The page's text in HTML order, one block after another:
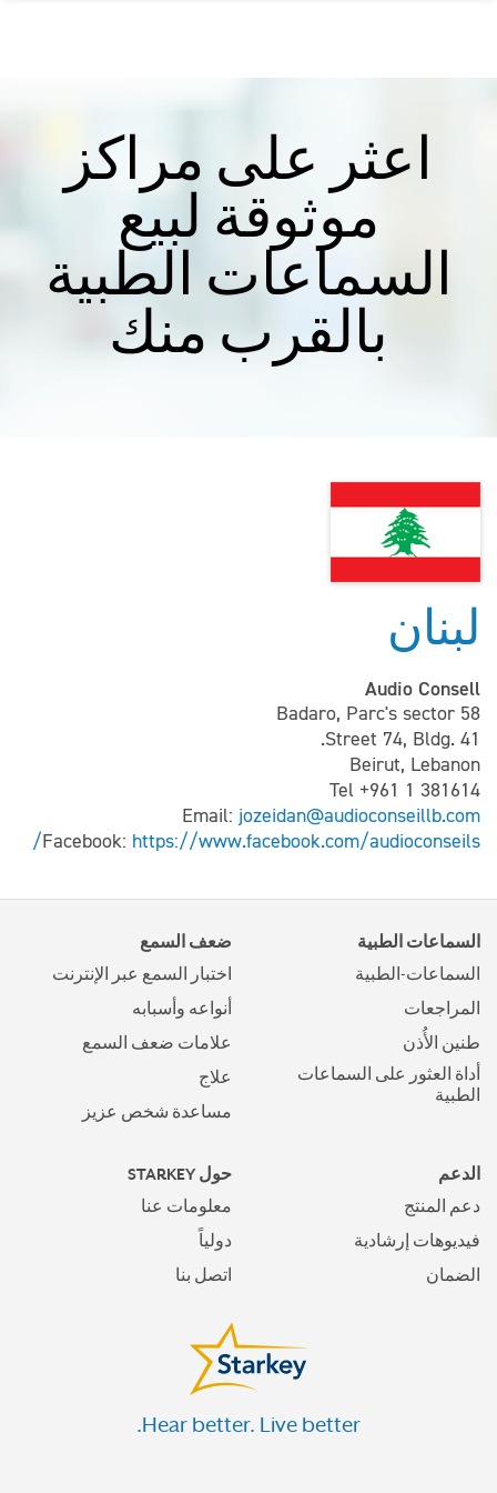
اعثر على مراكز
موثوقة لبيع
السماعات الطبية
بالقرب منك
لبنان
Audio Consell
Badaro, Parc's sector 58
Street 74, Bldg. 41.
Beirut, Lebanon
Tel +961 1 381614
Email: jozeidan@audioconseillb.com
Facebook: https://www.facebook.com/audioconseils/
السماعات الطبية
السماعات-الطبية
المراجعات
طنين الأُذن
أداة العثور على السماعات
الطبية
ضعف السمع
اختبار السمع عبر الإنترنت
أنواعه وأسبابه
علامات ضعف السمع
علاج
مساعدة شخص عزيز
الدعم
دعم المنتج
فيديوهات إرشادية
الضمان
حول STARKEY
معلومات عنا
دولياً
اتصل بنا
Hear better. Live better.